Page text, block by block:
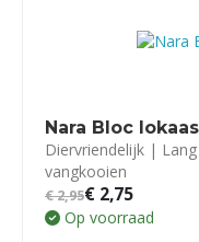
Nara Bloc
Diervriendelijk |
vangkooien
€2,95€ 2,75
Op voorraad